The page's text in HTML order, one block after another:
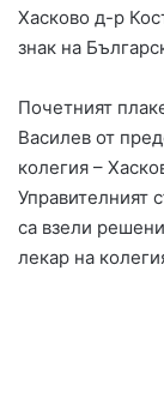
Хасково д-р
знак на
Почетният
Василев от
колегия –
Управителният
са взели
лекар на